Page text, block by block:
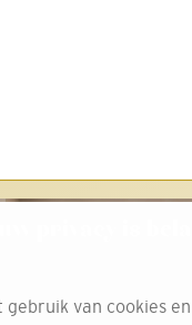
gebruik van cookies